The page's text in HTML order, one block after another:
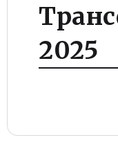
2025